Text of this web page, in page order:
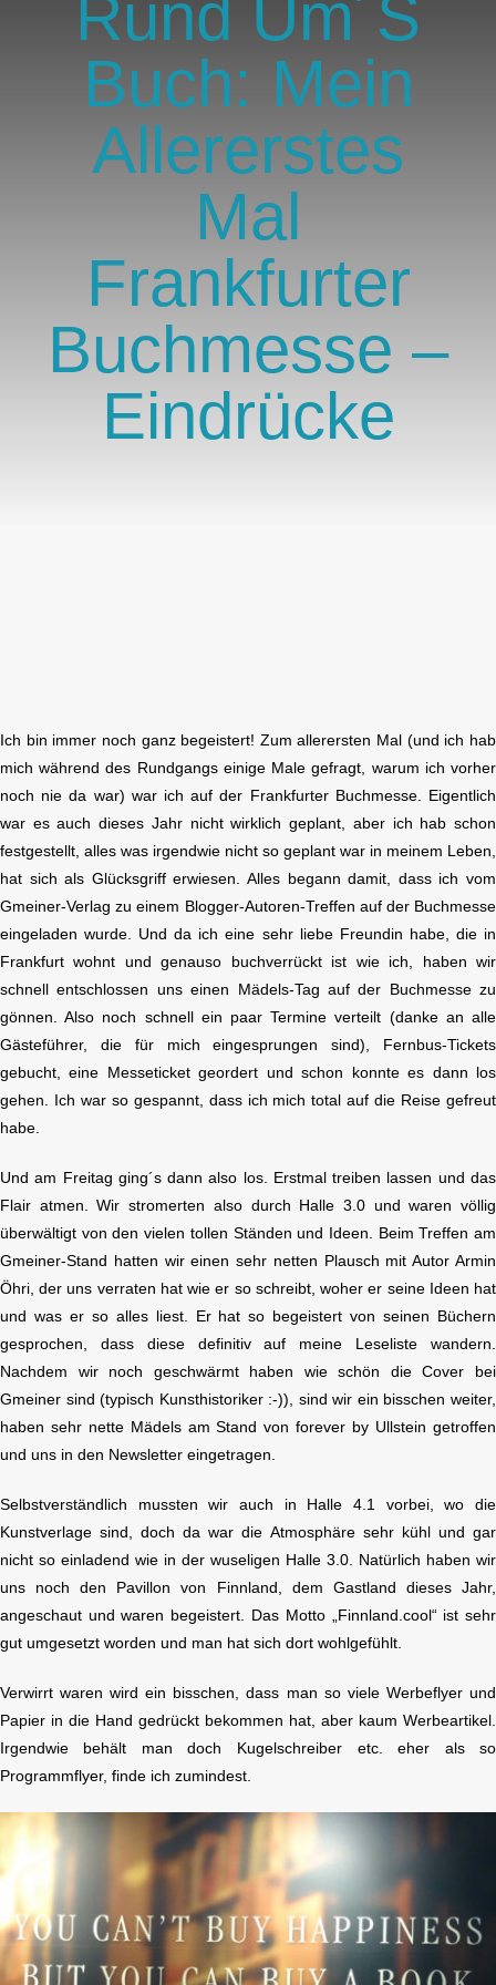
GlücksMond Atelier
Meine Lieblingsblogs
Rund Um´s
Buch: Mein
Allererstes
Mal
Frankfurter
Buchmesse –
Eindrücke
Ich bin immer noch ganz begeistert! Zum allerersten Mal (und ich hab
mich während des Rundgangs einige Male gefragt, warum ich vorher
noch nie da war) war ich auf der Frankfurter Buchmesse. Eigentlich
war es auch dieses Jahr nicht wirklich geplant, aber ich hab schon
festgestellt, alles was irgendwie nicht so geplant war in meinem Leben,
hat sich als Glücksgriff erwiesen. Alles begann damit, dass ich vom
Gmeiner-Verlag zu einem Blogger-Autoren-Treffen auf der Buchmesse
eingeladen wurde. Und da ich eine sehr liebe Freundin habe, die in
Frankfurt wohnt und genauso buchverrückt ist wie ich, haben wir
schnell entschlossen uns einen Mädels-Tag auf der Buchmesse zu
gönnen. Also noch schnell ein paar Termine verteilt (danke an alle
Gästeführer, die für mich eingesprungen sind), Fernbus-Tickets
gebucht, eine Messeticket geordert und schon konnte es dann los
gehen. Ich war so gespannt, dass ich mich total auf die Reise gefreut
habe.
Und am Freitag ging´s dann also los. Erstmal treiben lassen und das
Flair atmen. Wir stromerten also durch Halle 3.0 und waren völlig
überwältigt von den vielen tollen Ständen und Ideen. Beim Treffen am
Gmeiner-Stand hatten wir einen sehr netten Plausch mit Autor Armin
Öhri, der uns verraten hat wie er so schreibt, woher er seine Ideen hat
und was er so alles liest. Er hat so begeistert von seinen Büchern
gesprochen, dass diese definitiv auf meine Leseliste wandern.
Nachdem wir noch geschwärmt haben wie schön die Cover bei
Gmeiner sind (typisch Kunsthistoriker :-)), sind wir ein bisschen weiter,
haben sehr nette Mädels am Stand von forever by Ullstein getroffen
und uns in den Newsletter eingetragen.
Selbstverständlich mussten wir auch in Halle 4.1 vorbei, wo die
Kunstverlage sind, doch da war die Atmosphäre sehr kühl und gar
nicht so einladend wie in der wuseligen Halle 3.0. Natürlich haben wir
uns noch den Pavillon von Finnland, dem Gastland dieses Jahr,
angeschaut und waren begeistert. Das Motto „Finnland.cool“ ist sehr
gut umgesetzt worden und man hat sich dort wohlgefühlt.
Verwirrt waren wird ein bisschen, dass man so viele Werbeflyer und
Papier in die Hand gedrückt bekommen hat, aber kaum Werbeartikel.
Irgendwie behält man doch Kugelschreiber etc. eher als so
Programmflyer, finde ich zumindest.